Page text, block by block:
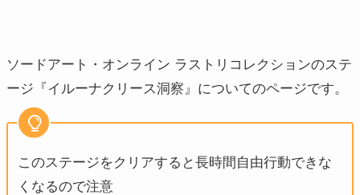
ソードアート・オンライン ラストリコレクションのステ
ージ『イルーナクリース洞察』についてのページです。
このステージをクリアすると長時間自由行動できな
くなるので注意